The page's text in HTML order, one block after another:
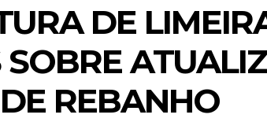
DE
SOBRE
REBANHO